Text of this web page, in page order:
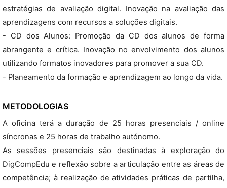
estratégias de avaliação digital. Inovação na avaliação das
aprendizagens com recursos a soluções digitais.
- CD dos Alunos: Promoção da CD dos alunos de forma
abrangente e crítica. Inovação no envolvimento dos alunos
utilizando formatos inovadores para promover a sua CD.
- Planeamento da formação e aprendizagem ao longo da vida.
METODOLOGIAS
A oficina terá a duração de 25 horas presenciais / online
síncronas e 25 horas de trabalho autónomo.
As sessões presenciais são destinadas à exploração do
DigCompEdu e reflexão sobre a articulação entre as áreas de
competência; à realização de atividades práticas de partilha,